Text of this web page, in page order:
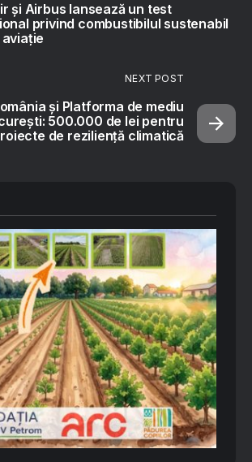
și Airbus lansează un test
privind combustibilul sustenabil
NEXT POST
și Platforma de mediu
500.000 de lei pentru
de reziliență climatică